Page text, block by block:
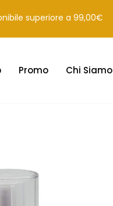
superiore a 99,00€
Promo Chi Siamo